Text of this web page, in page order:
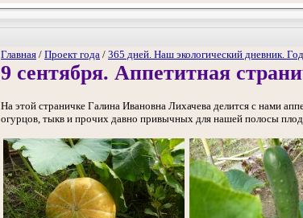
Главная / Проект года / 365 дней. Наш экологический дневник.
9 сентября. Аппетитная
На этой страничке Галина Ивановна Лихачева делится с нами
огурцов, тыкв и прочих давно привычных для нашей полосы